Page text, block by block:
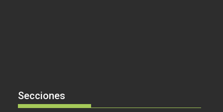
Secciones